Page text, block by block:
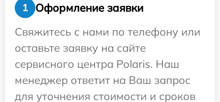
1
Оформление заявки
Свяжитесь с нами по телефону или
оставьте заявку на сайте
сервисного центра Polaris. Наш
менеджер ответит на Ваш запрос
для уточнения стоимости и сроков